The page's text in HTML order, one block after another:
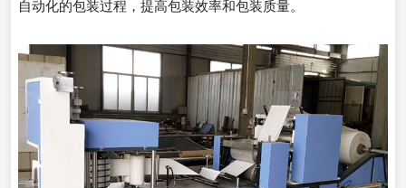
自动化的包装过程，提高包装效率和包装质量。